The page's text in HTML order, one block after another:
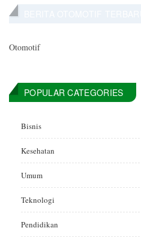
Otomotif
POPULAR CATEGORIES
Bisnis
Kesehatan
Umum
Teknologi
Pendidikan